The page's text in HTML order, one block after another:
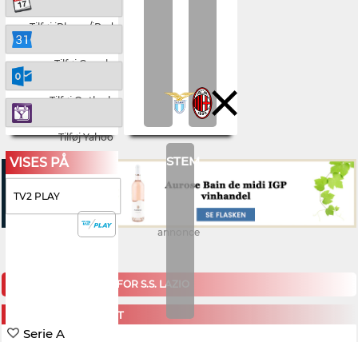
Tilføj iPhone/iPad
Tilføj Google
Tilføj Outlook
Tilføj Yahoo
STEM
VISES PÅ
TV2 PLAY
annonce
KOMMENDE KAMPE FOR S.S. LAZIO
MONDAY, 24. AUGUST
Serie A